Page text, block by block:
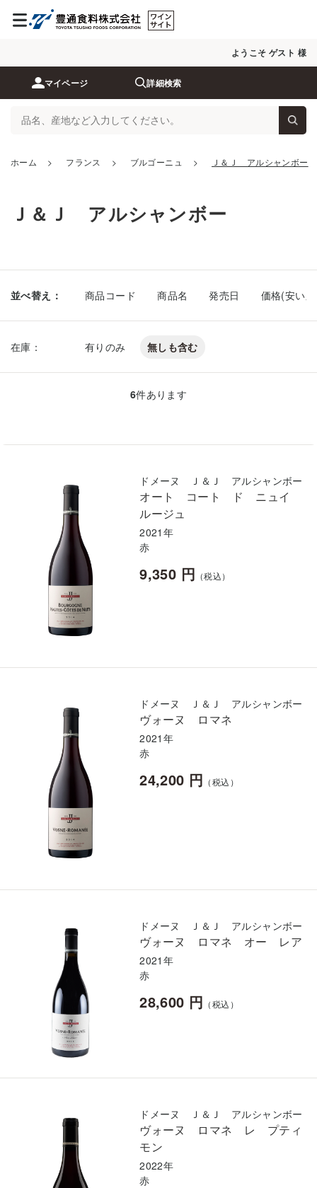
ようこそ ゲスト 様
マイページ 詳細検索
ホーム > フランス > ブルゴーニュ > Ｊ＆Ｊ アルシャンボー
Ｊ＆Ｊ アルシャンボー
並べ替え： 商品コード 商品名 発売日 価格(安い
在庫： 有りのみ 無しも含む
6件あります
ドメーヌ Ｊ＆Ｊ アルシャンボー
オート コート ド ニュイ
ルージュ
2021年
赤
9,350 円 （税込）
ドメーヌ Ｊ＆Ｊ アルシャンボー
ヴォーヌ ロマネ
2021年
赤
24,200 円 （税込）
ドメーヌ Ｊ＆Ｊ アルシャンボー
ヴォーヌ ロマネ オー レア
2021年
赤
28,600 円 （税込）
ドメーヌ Ｊ＆Ｊ アルシャンボー
ヴォーヌ ロマネ レ プティ
モン
2022年
赤